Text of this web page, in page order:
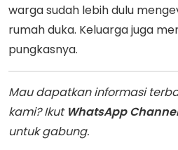
warga sudah lebih dulu
rumah duka. Keluarga juga
pungkasnya.
Mau dapatkan informasi
kami? Ikut WhatsApp
untuk gabung.